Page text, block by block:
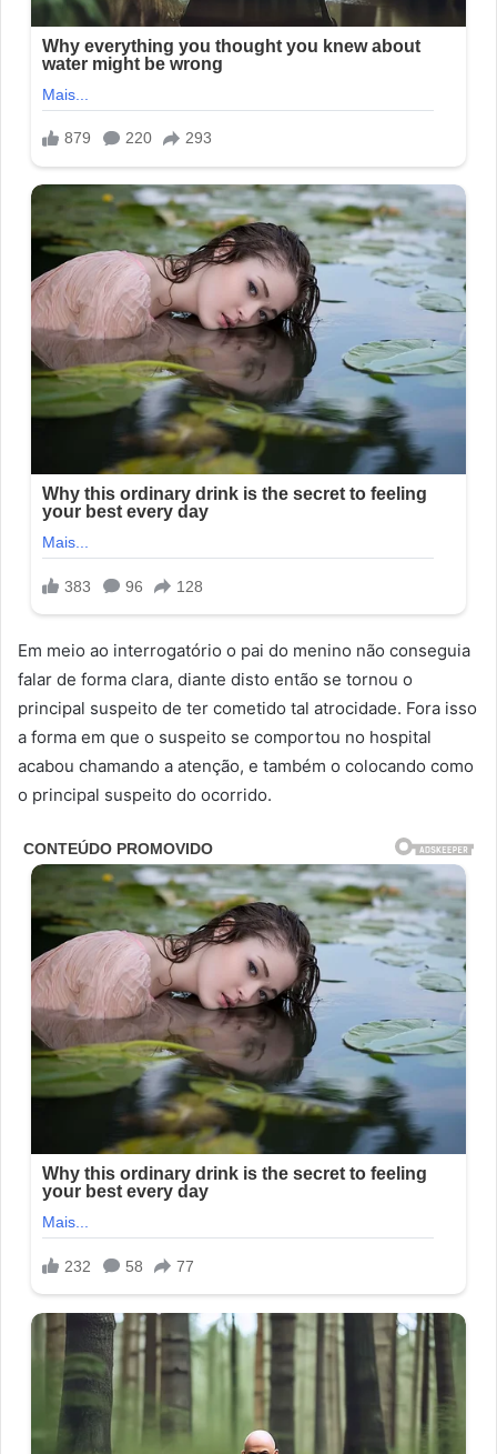
Em meio ao interrogatório o pai do menino não conseguia
falar de forma clara, diante disto então se tornou o
principal suspeito de ter cometido tal atrocidade. Fora isso
a forma em que o suspeito se comportou no hospital
acabou chamando a atenção, e também o colocando como
o principal suspeito do ocorrido.